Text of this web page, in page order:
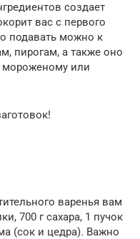
создает
вас с первого
подавать можно к
пирогам, а также оно
мороженому или
варенья вам
700 г сахара, 1 пучок
(сок и цедра). Важно